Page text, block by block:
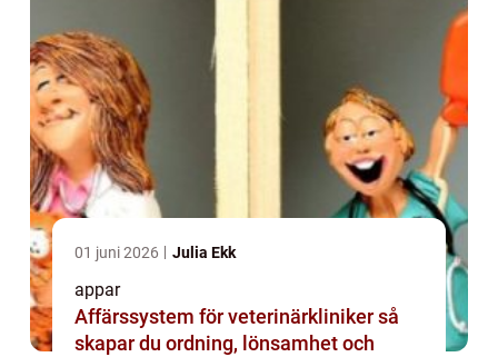
01 juni 2026 Julia Ekk
appar
Affärssystem för veterinärkliniker så
skapar du ordning, lönsamhet och